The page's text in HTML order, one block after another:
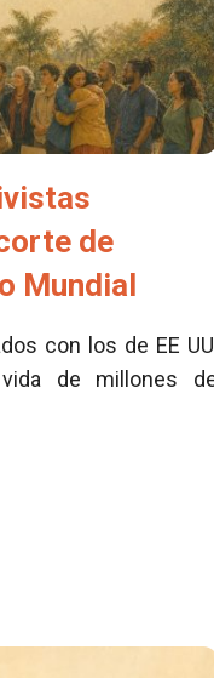
de
Mundial
con los de EE
de millones